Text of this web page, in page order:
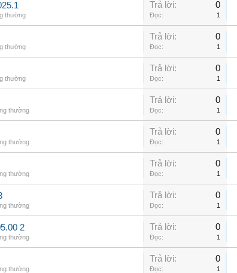
thường
Trả lời: 0
Đọc: 1
thường
Trả lời: 0
Đọc: 1
thường
Trả lời: 0
Đọc: 1
thường
Trả lời: 0
Đọc: 1
thường
Trả lời: 0
Đọc: 1
thường
Trả lời: 0
Đọc: 1
thường
Trả lời: 0
Đọc: 1
2
thường
Trả lời: 0
Đọc: 1
thường
Trả lời: 0
Đọc: 1